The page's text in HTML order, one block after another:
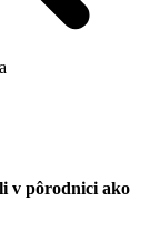
v pôrodnici ako